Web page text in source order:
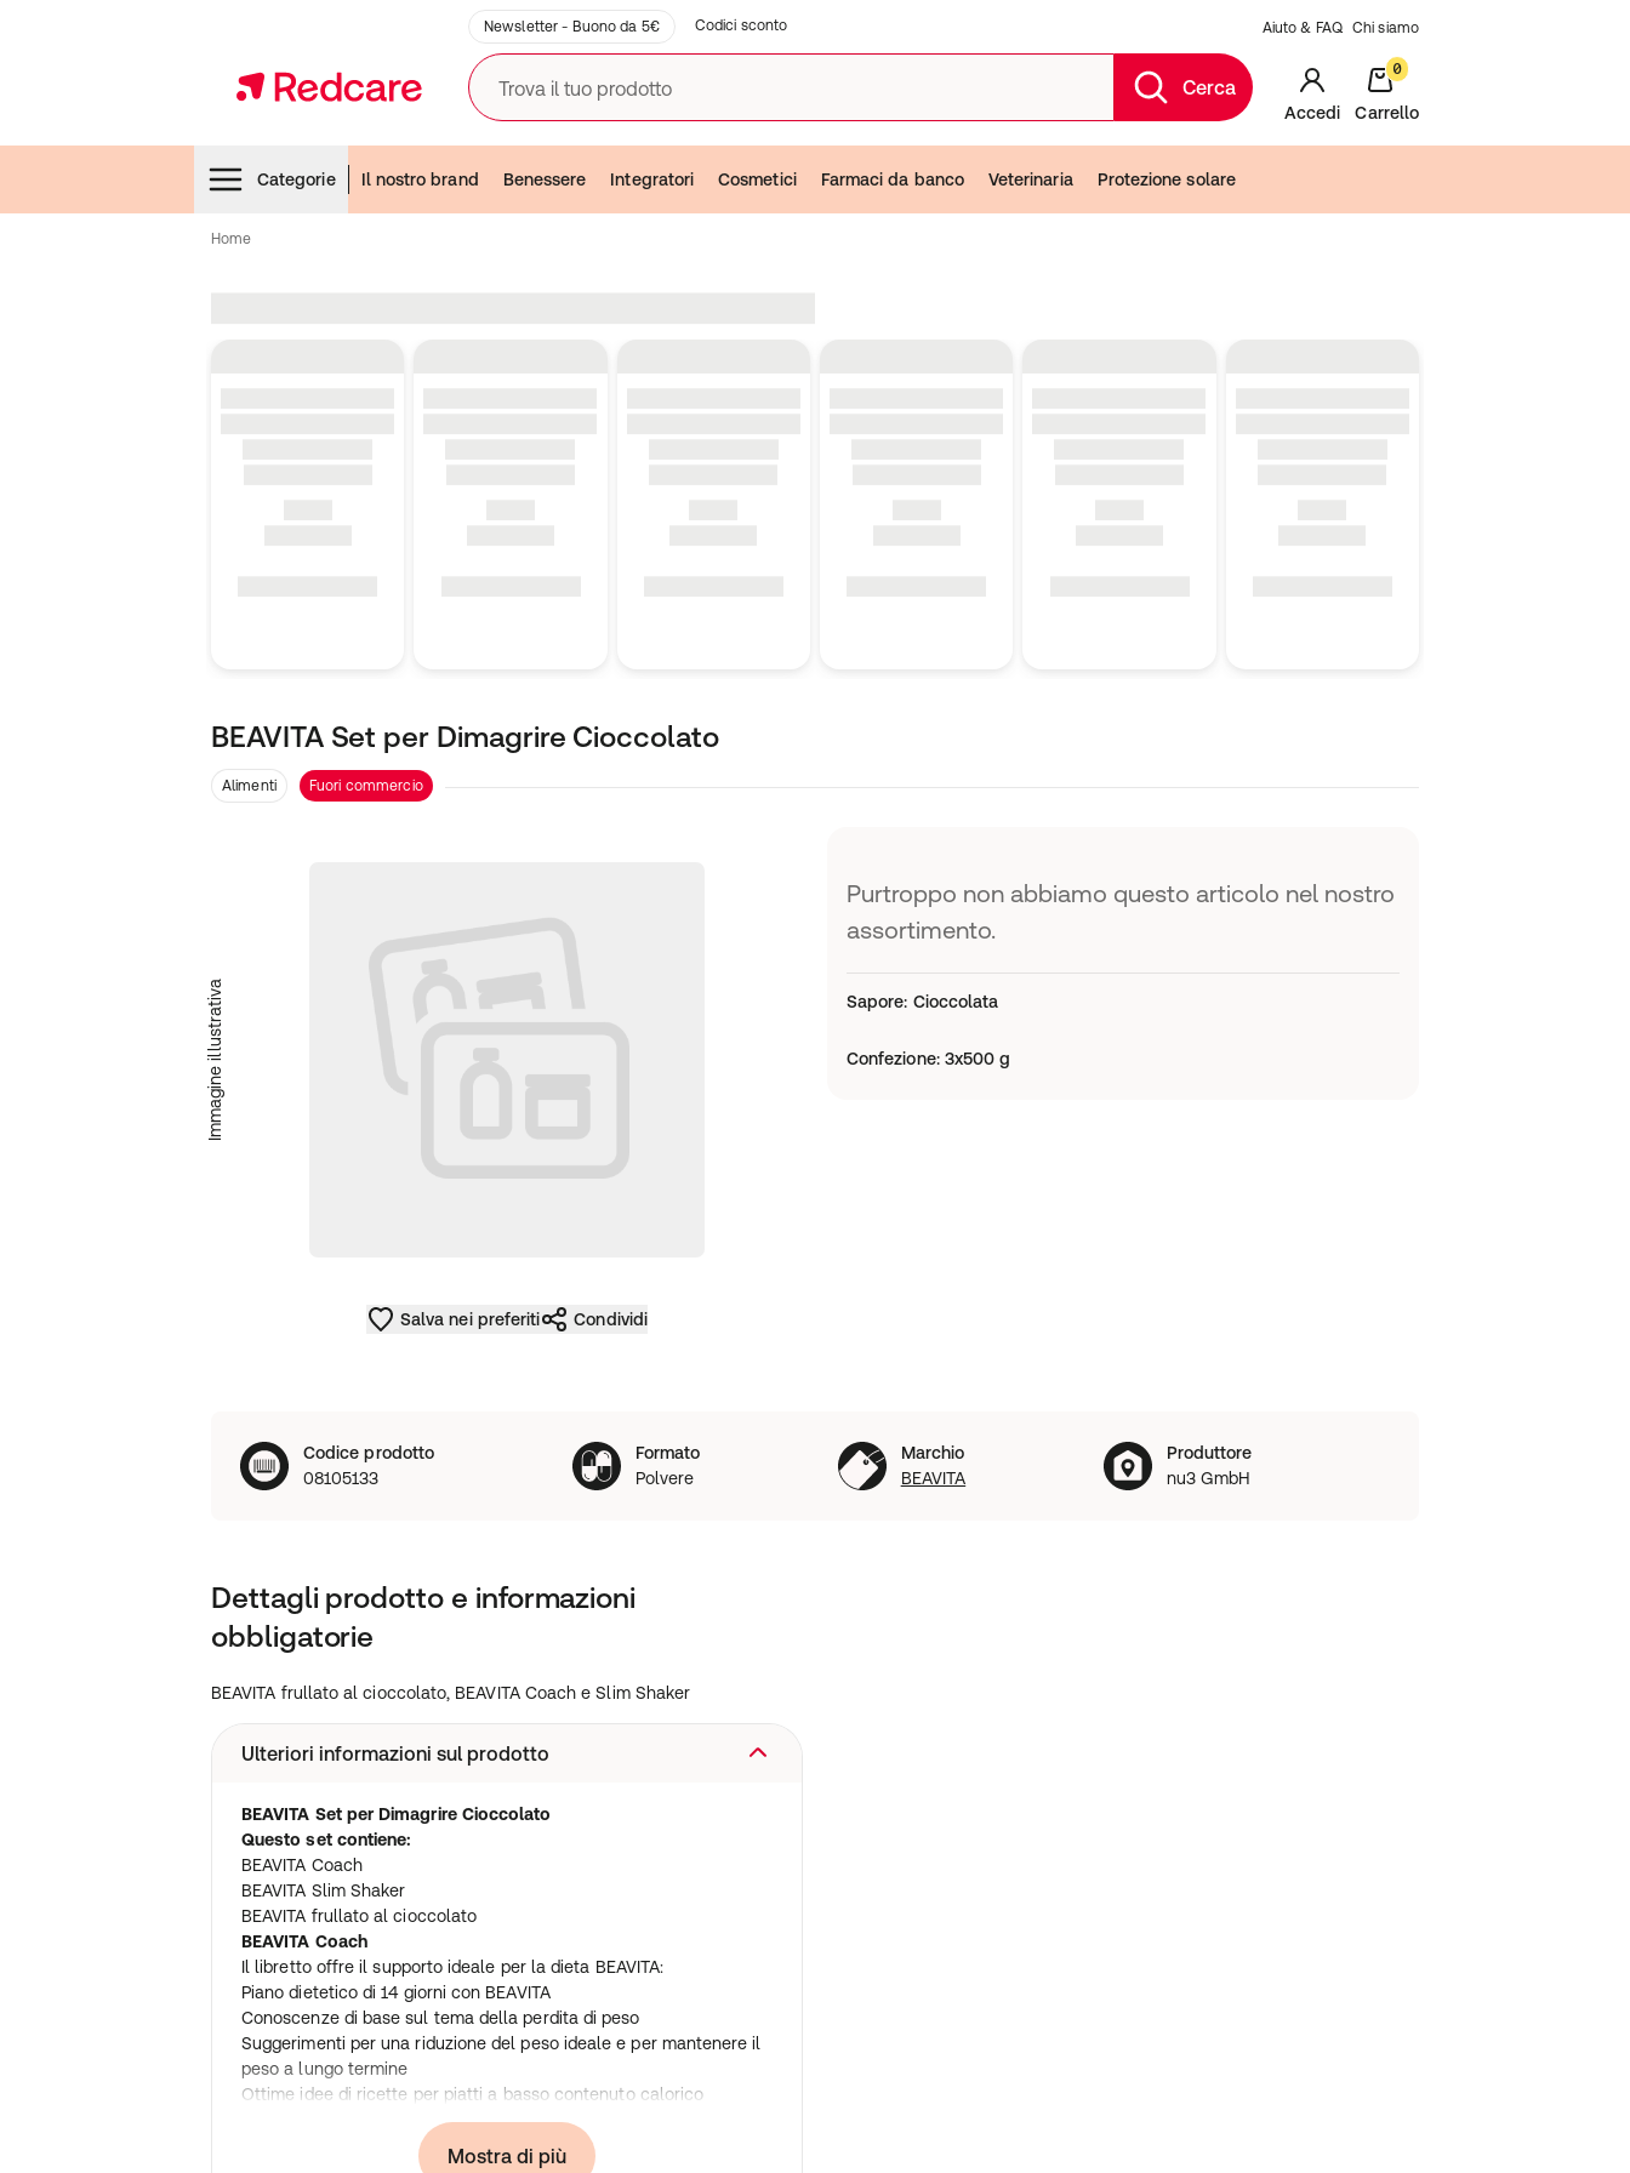
Newsletter - Buono da 5€ Codici sconto Aiuto & FAQ Chi siamo
Trova il tuo prodotto Cerca
Accedi
0
Carrello
Categorie
Il nostro brand Benessere Integratori Cosmetici Farmaci da banco Veterinaria Protezione solare
Home
BEAVITA Set per Dimagrire Cioccolato
Alimenti Fuori commercio
Immagine illustrativa
Salva nei preferiti Condividi
Purtroppo non abbiamo questo articolo nel nostro
assortimento.
Sapore: Cioccolata
Confezione: 3x500 g
Codice prodotto
08105133
Formato
Polvere
Marchio
BEAVITA
Produttore
nu3 GmbH
Dettagli prodotto e informazioni
obbligatorie
BEAVITA frullato al cioccolato, BEAVITA Coach e Slim Shaker
Ulteriori informazioni sul prodotto
BEAVITA Set per Dimagrire Cioccolato
Questo set contiene:
BEAVITA Coach
BEAVITA Slim Shaker
BEAVITA frullato al cioccolato
BEAVITA Coach
Il libretto offre il supporto ideale per la dieta BEAVITA:
Piano dietetico di 14 giorni con BEAVITA
Conoscenze di base sul tema della perdita di peso
Suggerimenti per una riduzione del peso ideale e per mantenere il
peso a lungo termine
Ottime idee di ricette per piatti a basso contenuto calorico
Il compagno ideale per il peso desiderato
BEAVITA Coach è il compagno ideale per la dieta BEAVITA. Oltre
Mostra di più